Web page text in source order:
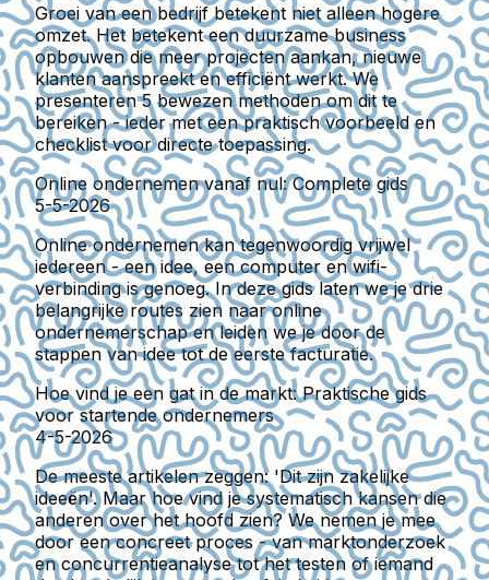
Groei van een bedrijf betekent niet alleen hogere
omzet. Het betekent een duurzame business
opbouwen die meer projecten aankan, nieuwe
klanten aanspreekt en efficiënt werkt. We
presenteren 5 bewezen methoden om dit te
bereiken - ieder met een praktisch voorbeeld en
checklist voor directe toepassing.
Online ondernemen vanaf nul: Complete gids
5-5-2026
Online ondernemen kan tegenwoordig vrijwel
iedereen - een idee, een computer en wifi-
verbinding is genoeg. In deze gids laten we je drie
belangrijke routes zien naar online
ondernemerschap en leiden we je door de
stappen van idee tot de eerste facturatie.
Hoe vind je een gat in de markt: Praktische gids
voor startende ondernemers
4-5-2026
De meeste artikelen zeggen: 'Dit zijn zakelijke
ideeën'. Maar hoe vind je systematisch kansen die
anderen over het hoofd zien? We nemen je mee
door een concreet proces - van marktonderzoek
en concurrentieanalyse tot het testen of iemand